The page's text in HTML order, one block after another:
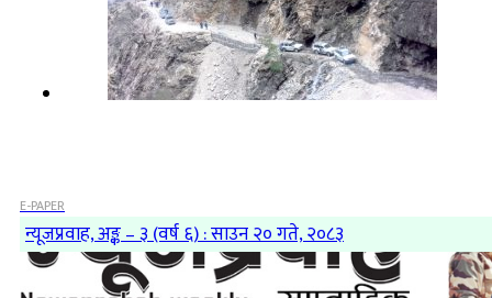
E-PAPER
न्यूजप्रवाह, अङ्क – ३ (वर्ष ६) : साउन २० गते, २०८३